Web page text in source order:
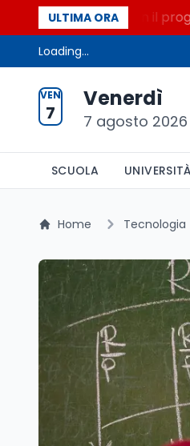
ULTIMA ORA
a Lerici con il progetto
Loading...
VEN
7
Venerdì
7 agosto 2026
SCUOLA UNIVERSITÀ
Home Tecnologia